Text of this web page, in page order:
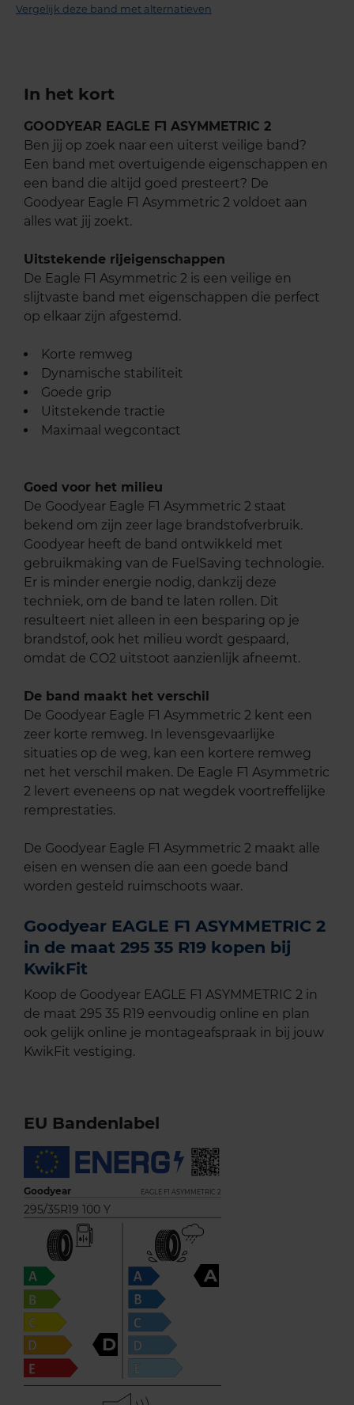
Vergelijk deze band met alternatieven
In het kort
GOODYEAR EAGLE F1 ASYMMETRIC 2
Ben jij op zoek naar een uiterst veilige band?
Een band met overtuigende eigenschappen en
een band die altijd goed presteert? De
Goodyear Eagle F1 Asymmetric 2 voldoet aan
alles wat jij zoekt.
Uitstekende rijeigenschappen
De Eagle F1 Asymmetric 2 is een veilige en
slijtvaste band met eigenschappen die perfect
op elkaar zijn afgestemd.
Korte remweg
Dynamische stabiliteit
Goede grip
Uitstekende tractie
Maximaal wegcontact
Goed voor het milieu
De Goodyear Eagle F1 Asymmetric 2 staat
bekend om zijn zeer lage brandstofverbruik.
Goodyear heeft de band ontwikkeld met
gebruikmaking van de FuelSaving technologie.
Er is minder energie nodig, dankzij deze
techniek, om de band te laten rollen. Dit
resulteert niet alleen in een besparing op je
brandstof, ook het milieu wordt gespaard,
omdat de CO2 uitstoot aanzienlijk afneemt.
De band maakt het verschil
De Goodyear Eagle F1 Asymmetric 2 kent een
zeer korte remweg. In levensgevaarlijke
situaties op de weg, kan een kortere remweg
net het verschil maken. De Eagle F1 Asymmetric
2 levert eveneens op nat wegdek voortreffelijke
remprestaties.
De Goodyear Eagle F1 Asymmetric 2 maakt alle
eisen en wensen die aan een goede band
worden gesteld ruimschoots waar.
Goodyear EAGLE F1 ASYMMETRIC 2
in de maat 295 35 R19 kopen bij
KwikFit
Koop de Goodyear EAGLE F1 ASYMMETRIC 2 in
de maat 295 35 R19 eenvoudig online en plan
ook gelijk online je montageafspraak in bij jouw
KwikFit vestiging.
EU Bandenlabel
Goodyear EAGLE F1 ASYMMETRIC 2
295/35R19 100 Y
D
A